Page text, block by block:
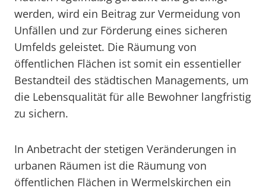
werden, wird ein Beitrag zur Vermeidung von
Unfällen und zur Förderung eines sicheren
Umfelds geleistet. Die Räumung von
öffentlichen Flächen ist somit ein essentieller
Bestandteil des städtischen Managements, um
die Lebensqualität für alle Bewohner langfristig
zu sichern.
In Anbetracht der stetigen Veränderungen in
urbanen Räumen ist die Räumung von
öffentlichen Flächen in Wermelskirchen ein